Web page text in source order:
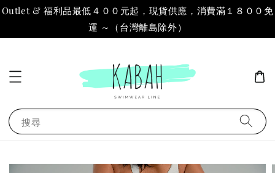
Outlet & 福利品最低４００元起，現貨供應，消費滿１８００免
運 ～（台灣離島除外）
搜尋